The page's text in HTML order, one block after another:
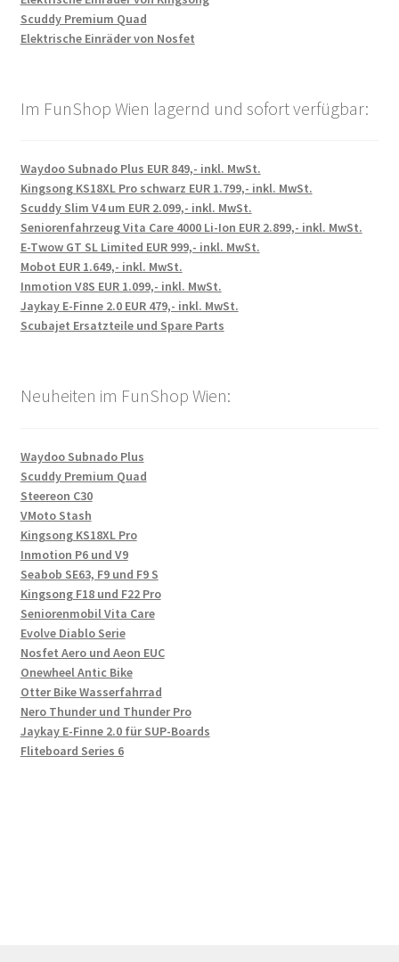
Scuddy Premium Quad
Elektrische Einräder von Nosfet
Im FunShop Wien lagernd und sofort verfügbar:
Waydoo Subnado Plus EUR 849,- inkl. MwSt.
Kingsong KS18XL Pro schwarz EUR 1.799,- inkl. MwSt.
Scuddy Slim V4 um EUR 2.099,- inkl. MwSt.
Seniorenfahrzeug Vita Care 4000 Li-Ion EUR 2.899,- inkl. MwSt.
E-Twow GT SL Limited EUR 999,- inkl. MwSt.
Mobot EUR 1.649,- inkl. MwSt.
Inmotion V8S EUR 1.099,- inkl. MwSt.
Jaykay E-Finne 2.0 EUR 479,- inkl. MwSt.
Scubajet Ersatzteile und Spare Parts
Neuheiten im FunShop Wien:
Waydoo Subnado Plus
Scuddy Premium Quad
Steereon C30
VMoto Stash
Kingsong KS18XL Pro
Inmotion P6 und V9
Seabob SE63, F9 und F9 S
Kingsong F18 und F22 Pro
Seniorenmobil Vita Care
Evolve Diablo Serie
Nosfet Aero und Aeon EUC
Onewheel Antic Bike
Otter Bike Wasserfahrrad
Nero Thunder und Thunder Pro
Jaykay E-Finne 2.0 für SUP-Boards
Fliteboard Series 6